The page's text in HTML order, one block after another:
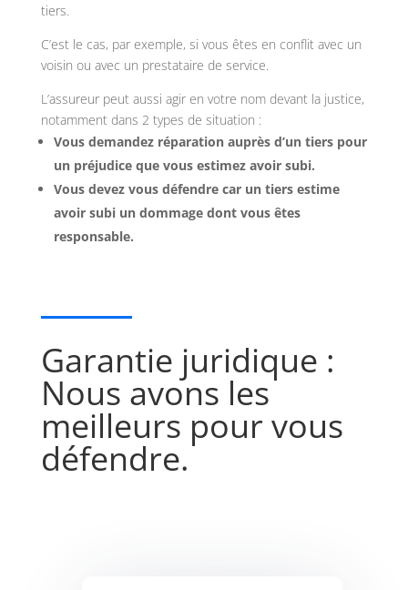
tiers.
C’est le cas, par exemple, si vous êtes en conflit avec un
voisin ou avec un prestataire de service.
L’assureur peut aussi agir en votre nom devant la justice,
notamment dans 2 types de situation :
Vous demandez réparation auprès d’un tiers pour
un préjudice que vous estimez avoir subi.
Vous devez vous défendre car un tiers estime
avoir subi un dommage dont vous êtes
responsable.
Garantie juridique :
Nous avons les
meilleurs pour vous
défendre.